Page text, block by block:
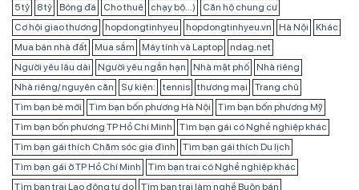
5 tỷ 8 tỷ Bóng đá Cho thuê chạy bộ...)
Căn hộ chung cư
Cơ hội giao thương
hopdongtinhyeu hopdongtinhyeu.vn Hà Nội
Khác
Mua bán nhà đất
Mua sắm Máy tính và Laptop
ndag.net
Người yêu lâu dài
Người yêu ngắn hạn Nhà mặt phố
Nhà riêng
Nhà riêng/ nguyên căn
Sự kiện: tennis thương mại
Trang chủ
Tìm bạn bè mới
Tìm bạn bốn phương Hà Nội
Tìm bạn bốn phương Mỹ
Tìm bạn bốn phương TP Hồ Chí Minh
Tìm bạn gái có Nghề nghiệp khác
Tìm bạn gái thích Chăm sóc gia đình
Tìm bạn gái thích Du lịch
Tìm bạn gái ở TP Hồ Chí Minh
Tìm bạn trai có Nghề nghiệp khác
Tìm bạn trai Lao động tự do
Tìm bạn trai làm nghề Buôn bán